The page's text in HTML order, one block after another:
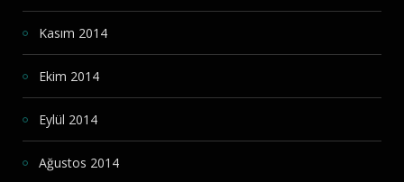
Kasım 2014
Ekim 2014
Eylül 2014
Ağustos 2014